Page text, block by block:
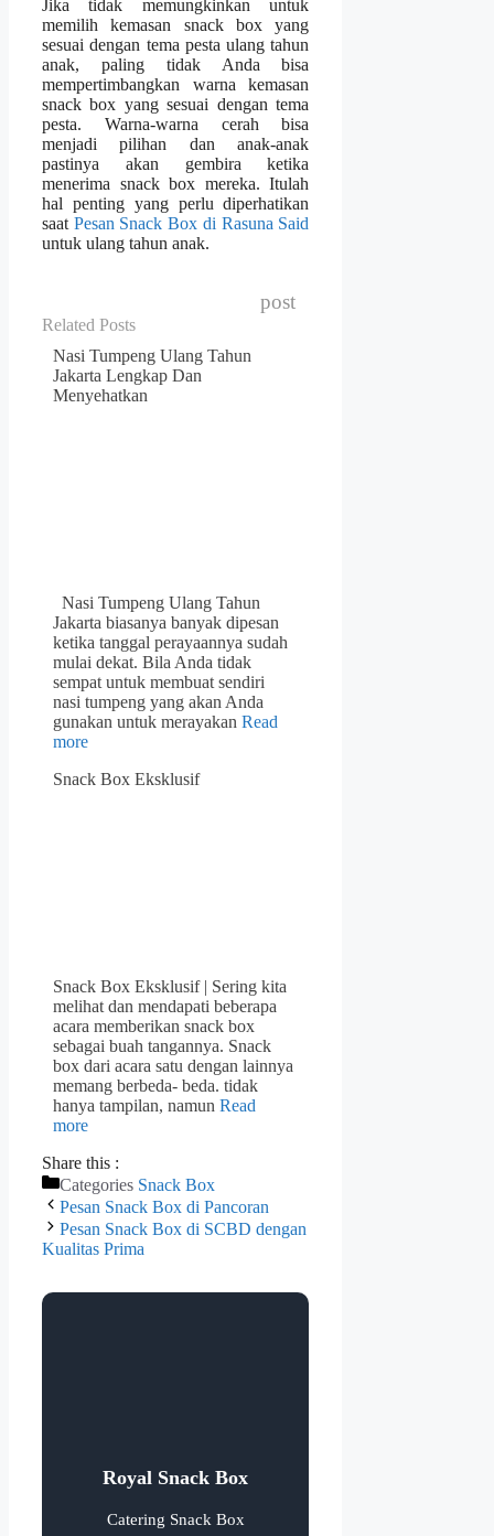
Jika tidak memungkinkan untuk
memilih kemasan snack box yang
sesuai dengan tema pesta ulang tahun
anak, paling tidak Anda bisa
mempertimbangkan warna kemasan
snack box yang sesuai dengan tema
pesta. Warna-warna cerah bisa
menjadi pilihan dan anak-anak
pastinya akan gembira ketika
menerima snack box mereka. Itulah
hal penting yang perlu diperhatikan
saat Pesan Snack Box di Rasuna Said
untuk ulang tahun anak.
post
Related Posts
Nasi Tumpeng Ulang Tahun
Jakarta Lengkap Dan
Menyehatkan
Nasi Tumpeng Ulang Tahun
Jakarta biasanya banyak dipesan
ketika tanggal perayaannya sudah
mulai dekat. Bila Anda tidak
sempat untuk membuat sendiri
nasi tumpeng yang akan Anda
gunakan untuk merayakan Read
more
Snack Box Eksklusif
Snack Box Eksklusif | Sering kita
melihat dan mendapati beberapa
acara memberikan snack box
sebagai buah tangannya. Snack
box dari acara satu dengan lainnya
memang berbeda- beda. tidak
hanya tampilan, namun Read
more
Share this :
Categories Snack Box
Pesan Snack Box di Pancoran
Pesan Snack Box di SCBD dengan
Kualitas Prima
Royal Snack Box
Catering Snack Box